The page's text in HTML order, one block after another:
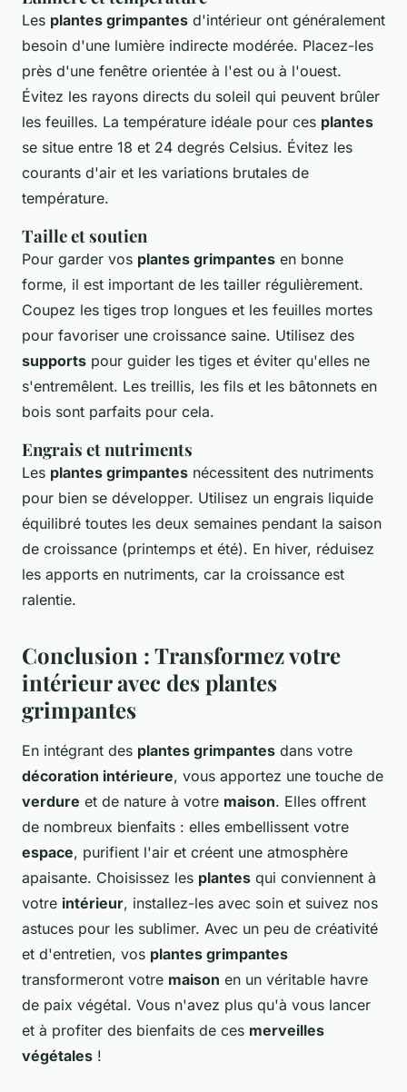
Les plantes grimpantes d'intérieur ont généralement
besoin d'une lumière indirecte modérée. Placez-les
près d'une fenêtre orientée à l'est ou à l'ouest.
Évitez les rayons directs du soleil qui peuvent brûler
les feuilles. La température idéale pour ces plantes
se situe entre 18 et 24 degrés Celsius. Évitez les
courants d'air et les variations brutales de
température.
Taille et soutien
Pour garder vos plantes grimpantes en bonne
forme, il est important de les tailler régulièrement.
Coupez les tiges trop longues et les feuilles mortes
pour favoriser une croissance saine. Utilisez des
supports pour guider les tiges et éviter qu'elles ne
s'entremêlent. Les treillis, les fils et les bâtonnets en
bois sont parfaits pour cela.
Engrais et nutriments
Les plantes grimpantes nécessitent des nutriments
pour bien se développer. Utilisez un engrais liquide
équilibré toutes les deux semaines pendant la saison
de croissance (printemps et été). En hiver, réduisez
les apports en nutriments, car la croissance est
ralentie.
Conclusion : Transformez votre
intérieur avec des plantes
grimpantes
En intégrant des plantes grimpantes dans votre
décoration intérieure, vous apportez une touche de
verdure et de nature à votre maison. Elles offrent
de nombreux bienfaits : elles embellissent votre
espace, purifient l'air et créent une atmosphère
apaisante. Choisissez les plantes qui conviennent à
votre intérieur, installez-les avec soin et suivez nos
astuces pour les sublimer. Avec un peu de créativité
et d'entretien, vos plantes grimpantes
transformeront votre maison en un véritable havre
de paix végétal. Vous n'avez plus qu'à vous lancer
et à profiter des bienfaits de ces merveilles
végétales !